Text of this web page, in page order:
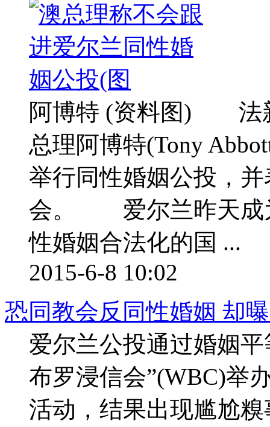
阿博特 (资料图) 法
总理阿博特(Tony
举行同性婚姻公投，
会。 爱尔兰昨天成
性婚姻合法化的国 ...
2015-6-8 10:02
恐同教会反同性婚姻 却
爱尔兰公投通过婚姻
布罗浸信会”(WBC)举
活动，结果出现尴尬